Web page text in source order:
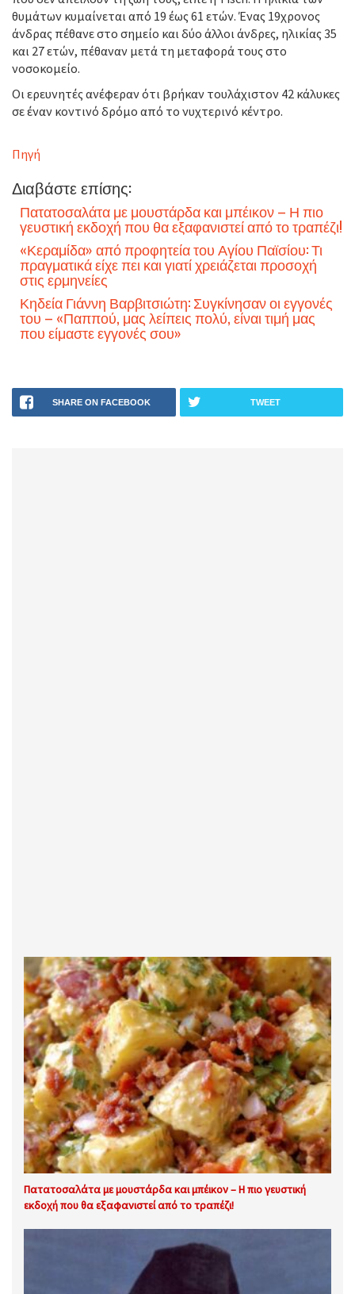
θυμάτων κυμαίνεται από 19 έως 61 ετών. Ένας 19χρονος
άνδρας πέθανε στο σημείο και δύο άλλοι άνδρες, ηλικίας 35
και 27 ετών, πέθαναν μετά τη μεταφορά τους στο
νοσοκομείο.
Οι ερευνητές ανέφεραν ότι βρήκαν τουλάχιστον 42 κάλυκες
σε έναν κοντινό δρόμο από το νυχτερινό κέντρο.
Πηγή
Διαβάστε επίσης:
Πατατοσαλάτα με μουστάρδα και μπέικον – Η πιο
γευστική εκδοχή που θα εξαφανιστεί από το τραπέζι!
«Κεραμίδα» από προφητεία του Αγίου Παϊσίου: Τι
πραγματικά είχε πει και γιατί χρειάζεται προσοχή
στις ερμηνείες
Κηδεία Γιάννη Βαρβιτσιώτη: Συγκίνησαν οι εγγονές
του – «Παππού, μας λείπεις πολύ, είναι τιμή μας
που είμαστε εγγονές σου»
SHARE ON FACEBOOK TWEET
Πατατοσαλάτα με μουστάρδα και μπέικον – Η πιο γευστική
εκδοχή που θα εξαφανιστεί από το τραπέζι!